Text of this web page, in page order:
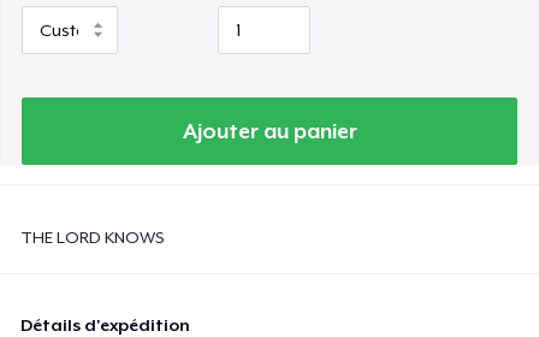
Ajouter au panier
THE LORD KNOWS
Détails d'expédition